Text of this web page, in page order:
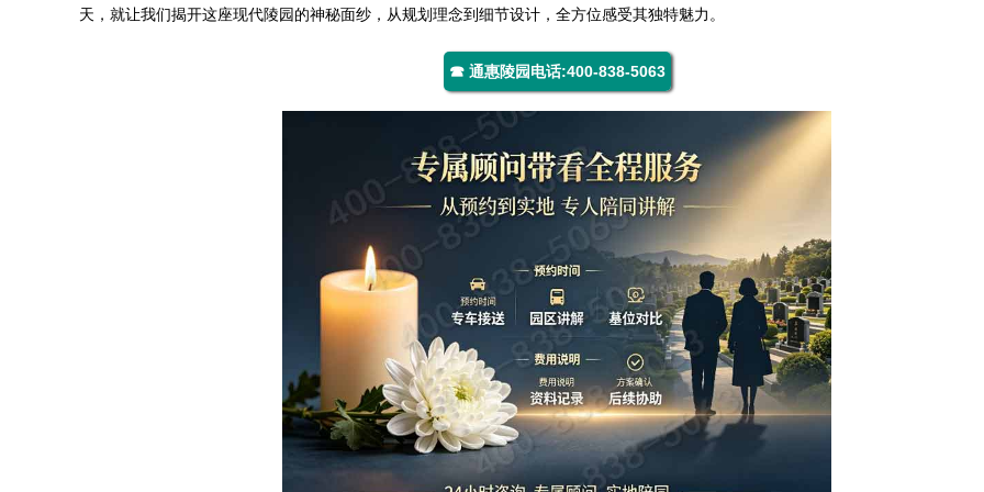
天，就让我们揭开这座现代陵园的神秘面纱，从规划理念到细节设计，全方位感受其独特魅力。
☎ 通惠陵园电话:400-838-5063